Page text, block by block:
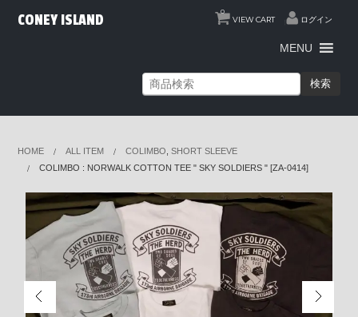
VIEW CART
0
ログイン
CONEY ISLAND
MENU
検索
HOME ALL ITEM COLIMBO ,SHORT SLEEVE
COLIMBO : NORWALK COTTON TEE " SKY SOLDIERS " [ZA-0414]